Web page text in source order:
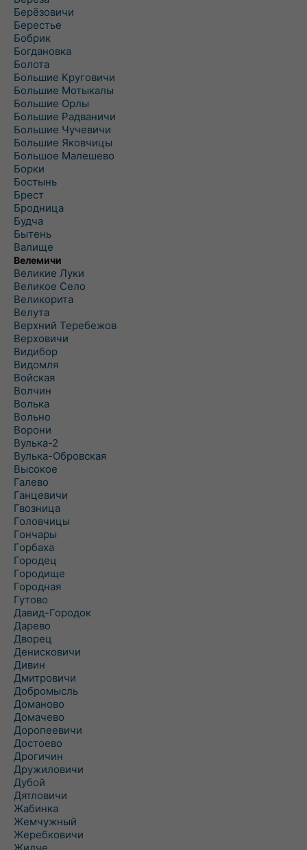
Берёзовичи
Берестье
Бобрик
Богдановка
Болота
Большие Круговичи
Большие Мотыкалы
Большие Орлы
Большие Радваничи
Большие Чучевичи
Большие Яковчицы
Большое Малешево
Борки
Бостынь
Брест
Бродница
Будча
Бытень
Валище
Велемичи
Великие Луки
Великое Село
Великорита
Велута
Верхний Теребежов
Верховичи
Видибор
Видомля
Войская
Волчин
Волька
Вольно
Ворони
Вулька-2
Вулька-Обровская
Высокое
Галево
Ганцевичи
Гвозница
Головчицы
Гончары
Горбаха
Городец
Городище
Городная
Гутово
Давид-Городок
Дарево
Дворец
Денисковичи
Дивин
Дмитровичи
Добромысль
Доманово
Домачево
Доропеевичи
Достоево
Дрогичин
Дружиловичи
Дубой
Дятловичи
Жабинка
Жемчужный
Жеребковичи